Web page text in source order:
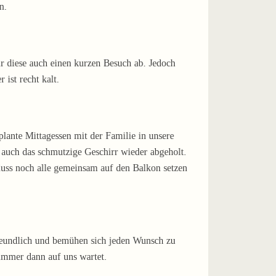
auch einen kurzen Besuch ab. Jedoch
ist recht kalt.
Mittagessen mit der Familie in unsere
das schmutzige Geschirr wieder abgeholt.
noch alle gemeinsam auf den Balkon setzen
und bemühen sich jeden Wunsch zu
dann auf uns wartet.